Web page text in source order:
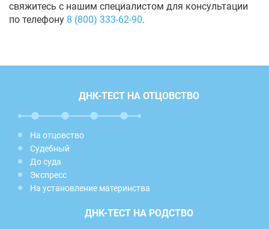
свяжитесь с нашим специалистом для консультации
по телефону 8 (800) 333-62-90.
ДНК-ТЕСТ НА ОТЦОВСТВО
На отцовство
Судебный
До суда
Экспресс
На установление материнства
ДНК-ТЕСТ НА РОДСТВО